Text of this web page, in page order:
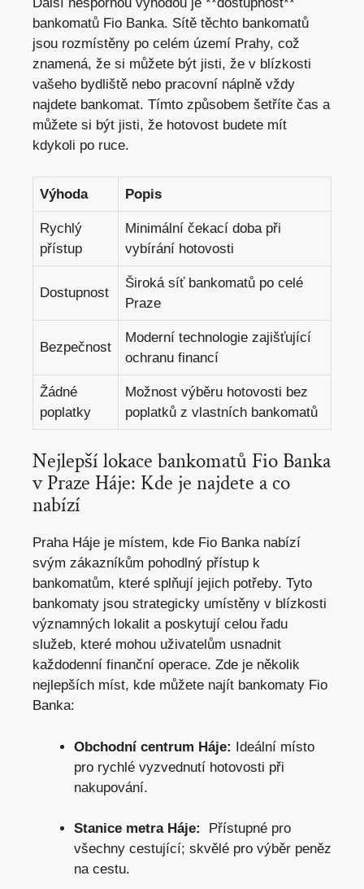
bankomatů ⁢Fio Banka. Sítě těchto bankomatů
jsou ​rozmístěny po ​celém⁢ území Prahy, což
znamená, že si můžete být jisti, že v blízkosti
vašeho bydliště nebo pracovní náplně vždy
najdete‌ bankomat. Tímto způsobem šetříte čas a
můžete⁢ si ⁤být jisti, že hotovost budete ⁢mít
kdykoli po ⁢ruce.
Výhoda Popis
Rychlý‌
přístup
Minimální čekací doba​ při
vybírání hotovosti
Dostupnost
Široká síť bankomatů po celé
Praze
Bezpečnost
Moderní ⁣technologie zajišťující
ochranu financí
Žádné
poplatky
Možnost výběru hotovosti⁢ bez
poplatků z ‌vlastních bankomatů
Nejlepší‍ lokace bankomatů Fio⁤ Banka⁤
v Praze Háje:⁣ Kde je najdete a co
nabízí
Praha Háje je ‍místem, kde Fio Banka nabízí
‌svým zákazníkům‍ pohodlný⁤ přístup k
‍bankomatům, které splňují⁢ jejich potřeby. Tyto
bankomaty jsou strategicky umístěny v blízkosti⁤
významných lokalit a poskytují celou řadu
služeb,​ které mohou uživatelům usnadnit
každodenní finanční operace. Zde je několik
⁢nejlepších míst, kde můžete najít bankomaty Fio
Banka:
Obchodní centrum Háje: Ideální⁤ místo
pro rychlé vyzvednutí hotovosti při⁢
nakupování.
Stanice metra Háje:
⁤ Přístupné pro
všechny cestující; skvělé⁣ pro výběr peněz
na cestu.